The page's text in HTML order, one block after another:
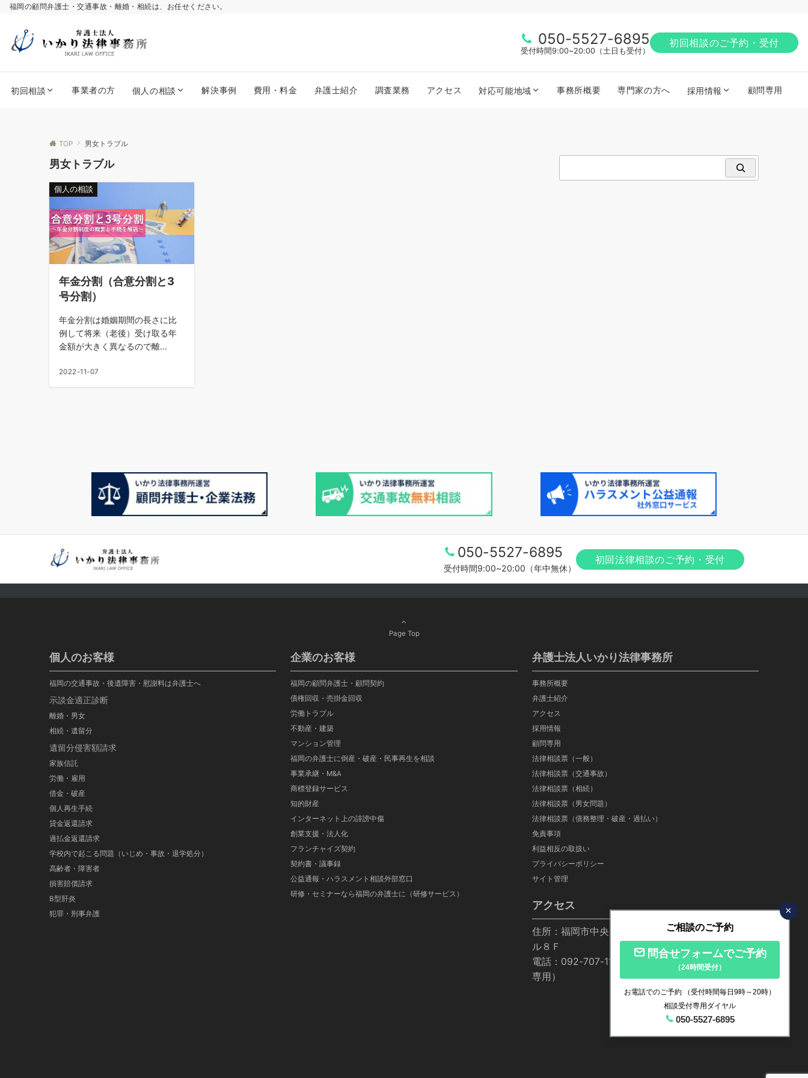
福岡の顧問弁護士・交通事故・離婚・相続は、お任せください。
050-5527-6895
受付時間9:00~20:00（土日も受付）
初回相談のご予約・受付
初回相談 事業者の方 個人の相談 解決事例 費用・料金 弁護士紹介 調査業務 アクセス 対応可能地域 事務所概要 専門家の方へ 採用情報 顧問専用
TOP 男女トラブル
男女トラブル
個人の相談
年金分割（合意分割と3
号分割）
年金分割は婚姻期間の長さに比
例して将来（老後）受け取る年
金額が大きく異なるので離...
2022-11-07
050-5527-6895
受付時間9:00~20:00（年中無休）
初回法律相談のご予約・受付
Page Top
個人のお客様
福岡の交通事故・後遺障害・慰謝料は弁護士へ
示談金適正診断
離婚・男女
相続・遺留分
遺留分侵害額請求
家族信託
労働・雇用
借金・破産
個人再生手続
貸金返還請求
過払金返還請求
学校内で起こる問題（いじめ・事故・退学処分）
高齢者・障害者
損害賠償請求
B型肝炎
犯罪・刑事弁護
企業のお客様
福岡の顧問弁護士・顧問契約
債権回収・売掛金回収
労働トラブル
不動産・建築
マンション管理
福岡の弁護士に倒産・破産・民事再生を相談
事業承継・M&A
商標登録サービス
知的財産
インターネット上の誹謗中傷
創業支援・法人化
フランチャイズ契約
契約書・議事録
公益通報・ハラスメント相談外部窓口
研修・セミナーなら福岡の弁護士に（研修サービス）
弁護士法人いかり法律事務所
事務所概要
弁護士紹介
アクセス
採用情報
顧問専用
法律相談票（一般）
法律相談票（交通事故）
法律相談票（相続）
法律相談票（男女問題）
法律相談票（債務整理・破産・過払い）
免責事項
利益相反の取扱い
プライバシーポリシー
サイト管理
アクセス
住所：福岡市中央区高砂1-24-20 ちくぎん福岡ビ
ル８Ｆ
電話：092-707-1155／050-5527-6895（相談受付
専用）
ご相談のご予約
×
問合せフォームでご予約
（24時間受付）
お電話でのご予約
（受付時間毎日9時～20時）
相談受付専用ダイヤル
050-5527-6895